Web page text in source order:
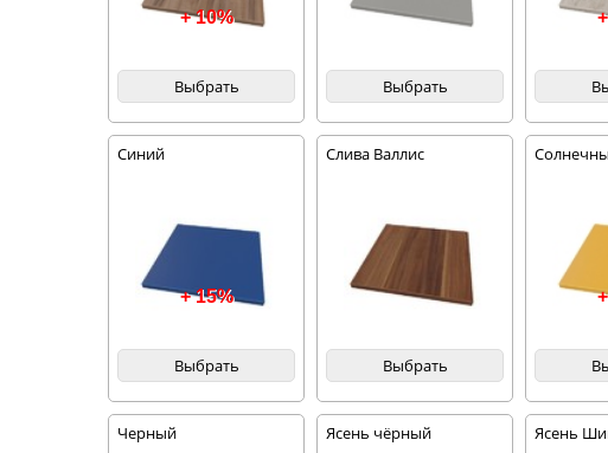
+ 10%
Выбрать Выбрать
Синий
+ 15%
Выбрать
Слива Валлис
Выбрать
Черный Ясень чёрный Ясень